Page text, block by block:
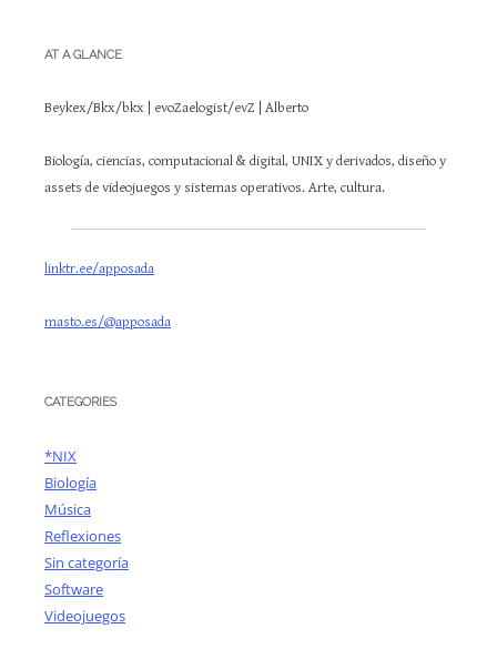
AT A GLANCE
Beykex/Bkx/bkx | evoZaelogist/evZ | Alberto
Biología, ciencias, computacional & digital, UNIX y derivados, diseño y
assets de videojuegos y sistemas operativos. Arte, cultura.
linktr.ee/apposada
masto.es/@apposada
CATEGORIES
*NIX
Biología
Música
Reflexiones
Sin categoría
Software
Videojuegos